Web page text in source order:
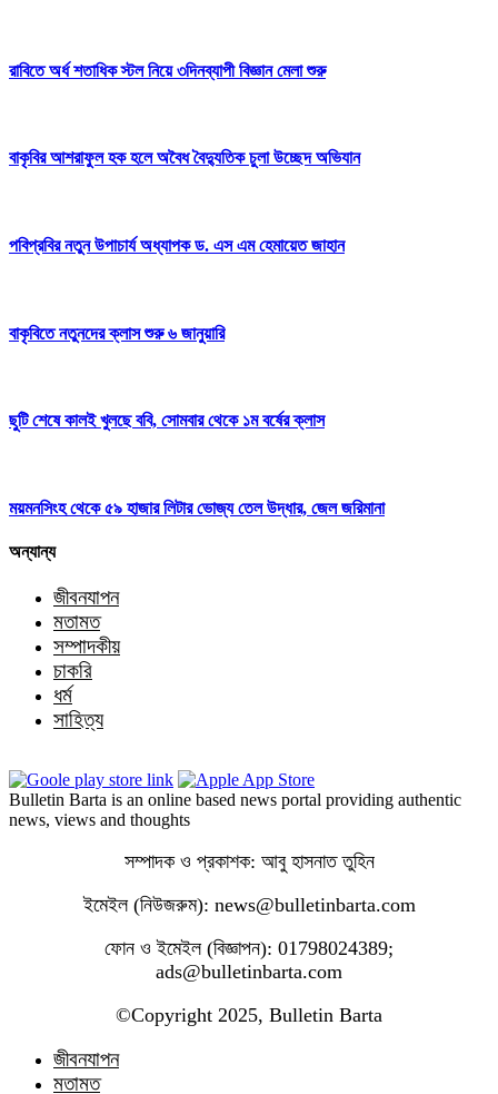
রাবিতে অর্ধ শতাধিক স্টল নিয়ে ৩দিনব্যাপী বিজ্ঞান মেলা শুরু
বাকৃবির আশরাফুল হক হলে অবৈধ বৈদ্যুতিক চুলা উচ্ছেদ অভিযান
পবিপ্রবির নতুন উপাচার্য অধ্যাপক ড. এস এম হেমায়েত জাহান
বাকৃবিতে নতুনদের ক্লাস শুরু ৬ জানুয়ারি
ছুটি শেষে কালই খুলছে ববি, সোমবার থেকে ১ম বর্ষের ক্লাস
ময়মনসিংহ থেকে ৫৯ হাজার লিটার ভোজ্য তেল উদ্ধার, জেল জরিমানা
অন্যান্য
জীবনযাপন
মতামত
সম্পাদকীয়
চাকরি
ধর্ম
সাহিত্য
Bulletin Barta is an online based news portal providing authentic
news, views and thoughts
সম্পাদক ও প্রকাশক: আবু হাসনাত তুহিন
ইমেইল (নিউজরুম): news@bulletinbarta.com
ফোন ও ইমেইল (বিজ্ঞাপন): 01798024389;
ads@bulletinbarta.com
©️Copyright 2025, Bulletin Barta
জীবনযাপন
মতামত